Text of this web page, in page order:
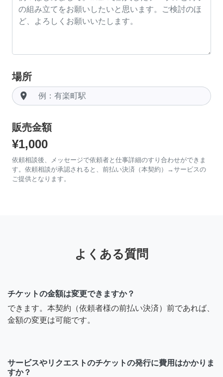
場所
room
販売金額
¥1,000
依頼相談後、メッセージで依頼者と仕事詳細のすり合わせができま
す。依頼相談が承認されると、前払い決済（本契約）→サービスの
ご提供となります。
よくある質問
チケットの金額は変更できますか？
できます。本契約（依頼者様の前払い決済）前であれば、
金額の変更は可能です。
サービスやリクエストのチケットの発行に費用はかかりま
すか？